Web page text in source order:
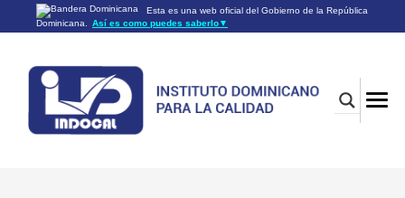
Esta es una web oficial del Gobierno de la República
Dominicana.
Así es como puedes saberlo▼
Los sitios web oficiales utilizan .gob.do o .gov.do
Los sitios web oficiales .gob.do o .gov.do seguros utilizan
HTTPS
Un candado (🔒) o
https://
significa que estás conectado a un
sitio seguro dentro de .gob.do o .gov.do. Comparte información
confidencial sólo en los sitios seguros de .gob.do o .gov.do.